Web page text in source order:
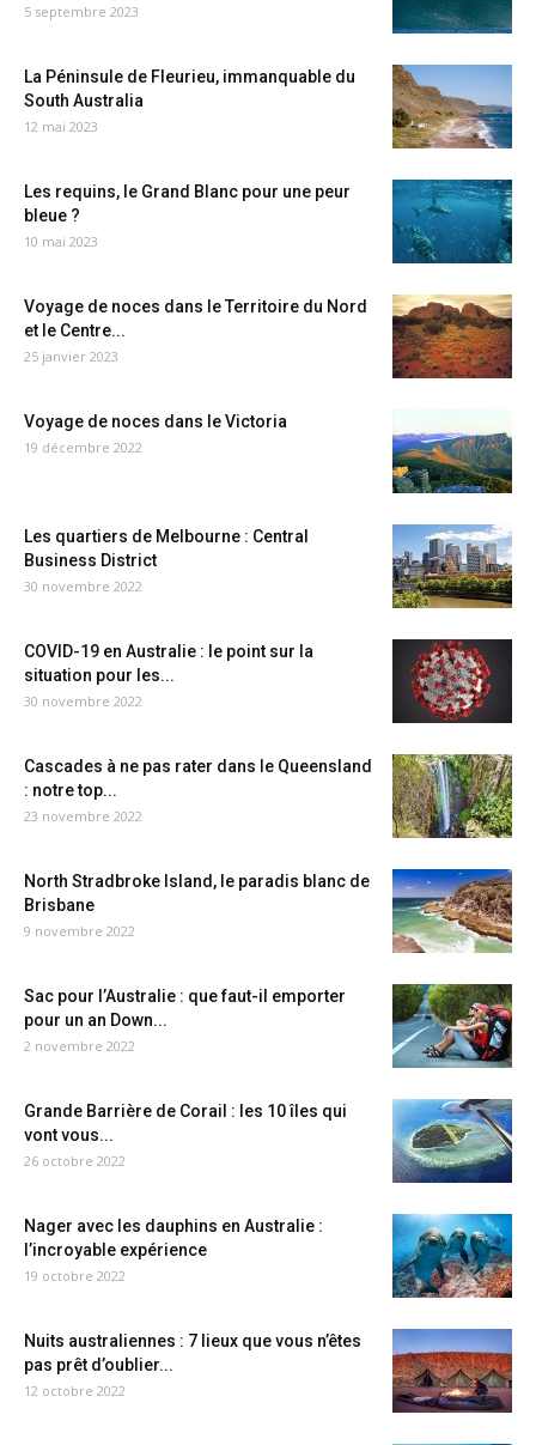
5 septembre 2023
La Péninsule de Fleurieu, immanquable du
South Australia
12 mai 2023
Les requins, le Grand Blanc pour une peur
bleue ?
10 mai 2023
Voyage de noces dans le Territoire du Nord
et le Centre...
25 janvier 2023
Voyage de noces dans le Victoria
19 décembre 2022
Les quartiers de Melbourne : Central
Business District
30 novembre 2022
COVID-19 en Australie : le point sur la
situation pour les...
30 novembre 2022
Cascades à ne pas rater dans le Queensland
: notre top...
23 novembre 2022
North Stradbroke Island, le paradis blanc de
Brisbane
9 novembre 2022
Sac pour l’Australie : que faut-il emporter
pour un an Down...
2 novembre 2022
Grande Barrière de Corail : les 10 îles qui
vont vous...
26 octobre 2022
Nager avec les dauphins en Australie :
l’incroyable expérience
19 octobre 2022
Nuits australiennes : 7 lieux que vous n’êtes
pas prêt d’oublier...
12 octobre 2022